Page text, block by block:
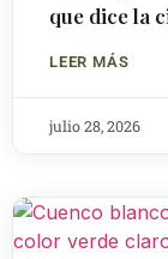
que dice la
LEER MÁS
julio 28, 2026